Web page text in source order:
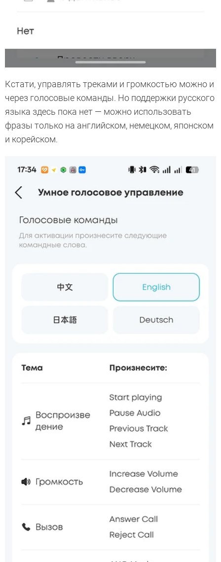
Кстати, управлять треками и громкостью можно и
через голосовые команды. Но поддержки русского
языка здесь пока нет — можно использовать
фразы только на английском, немецком, японском
и корейском.